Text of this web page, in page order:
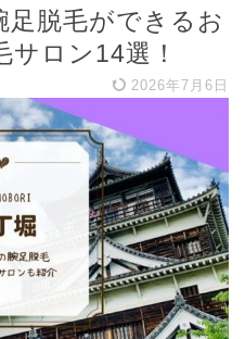
足脱毛ができるお
ロン14選！
2026年7月6日